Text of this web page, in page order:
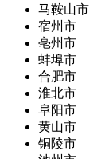
马鞍山市
宿州市
亳州市
蚌埠市
合肥市
淮北市
阜阳市
黄山市
铜陵市